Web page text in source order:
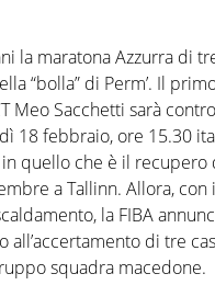
la maratona Azzurra di
“bolla” di Perm’. Il
Meo Sacchetti sarà
18 febbraio, ore 15.30
in quello che è il recupero
a Tallinn. Allora, con
la FIBA
all’accertamento di tre
squadra macedone.